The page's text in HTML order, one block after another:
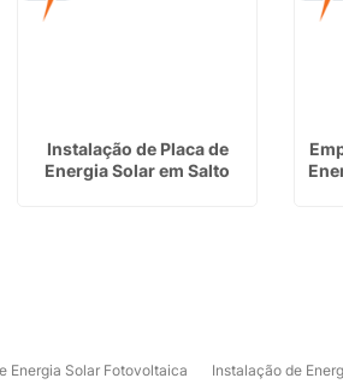
Instalação de Placa de
Energia Solar em Salto
Energia Solar Fotovoltaica Instalação de